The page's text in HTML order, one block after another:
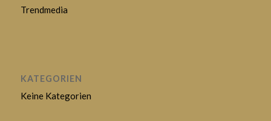
Trendmedia
KATEGORIEN
Keine Kategorien